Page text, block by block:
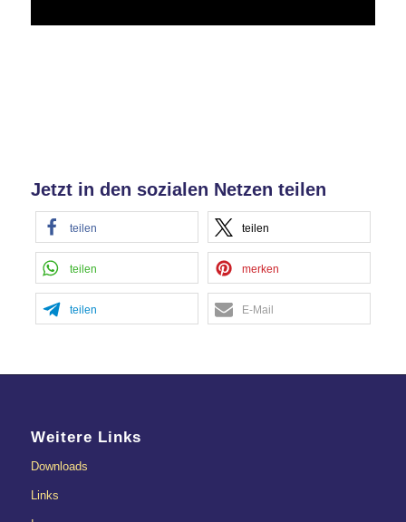
Jetzt in den sozialen Netzen teilen
teilen teilen
teilen merken
teilen E-Mail
Weitere Links
Downloads
Links